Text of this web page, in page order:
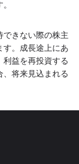
できない際の株主
す。成長途上にあ
益を再投資する
将来見込まれる